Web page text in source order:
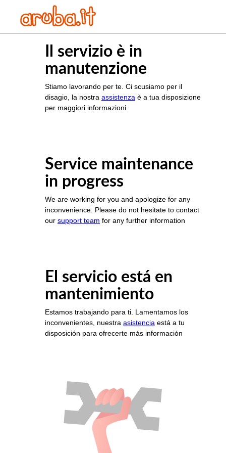
Il servizio è in
manutenzione
Stiamo lavorando per te. Ci scusiamo per il
disagio, la nostra assistenza è a tua disposizione
per maggiori informazioni
Service maintenance
in progress
We are working for you and apologize for any
inconvenience. Please do not hesitate to contact
our support team for any further information
El servicio está en
mantenimiento
Estamos trabajando para ti. Lamentamos los
inconvenientes, nuestra asistencia está a tu
disposición para ofrecerte más información